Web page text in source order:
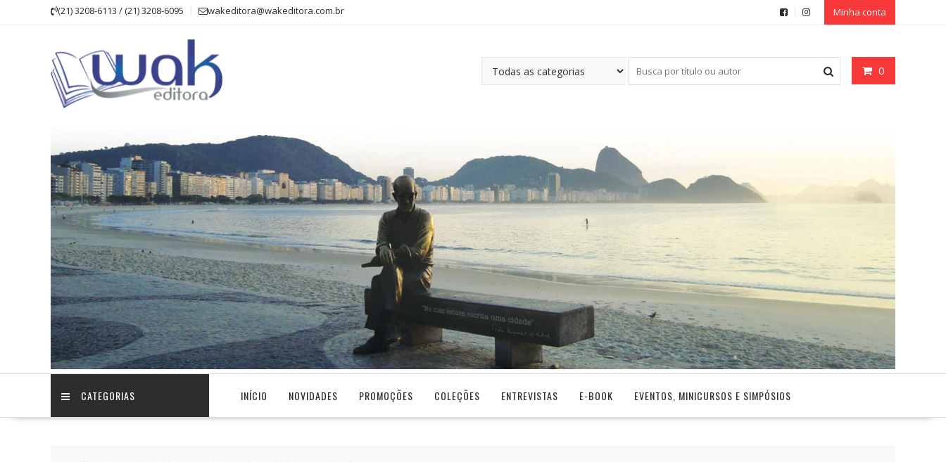
(21) 3208-6113 / (21) 3208-6095 wakeditora@wakeditora.com.br Minha conta
0
CATEGORIAS INÍCIO NOVIDADES PROMOÇÕES COLEÇÕES ENTREVISTAS E-BOOK EVENTOS, MINICURSOS E SIMPÓSIOS